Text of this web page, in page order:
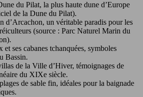
du Pilat, la plus haute dune d’Europe
de la Dune du Pilat).
d’Arcachon, un véritable paradis pour les
(source : Parc Naturel Marin du
et ses cabanes tchanquées, symboles
Bassin.
de la Ville d’Hiver, témoignages de
du XIXe siècle.
de sable fin, idéales pour la baignade